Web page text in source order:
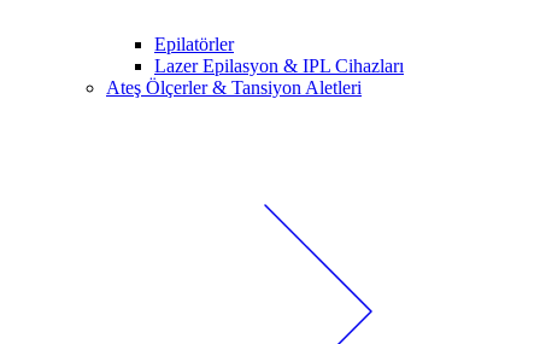
Epilatörler
Lazer Epilasyon & IPL Cihazları
Ateş Ölçerler & Tansiyon Aletleri